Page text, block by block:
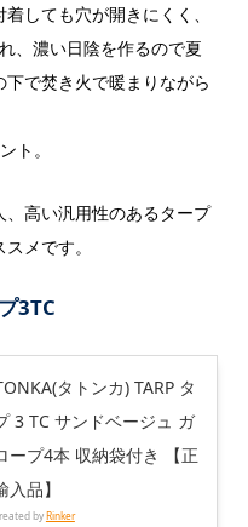
しても穴が開きにくく、
、濃い日陰を作るので夏
で焚き火で暖まりながら
ト。
高い汎用性のあるタープ
メです。
3TC
タトンカ) TARP タ
3 TC サンドベージュ ガ
ープ4本 収納袋付き 【正
入品】
by Rinker